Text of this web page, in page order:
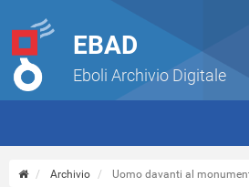
EBAD
Eboli Archivio Digitale
Archivio Uomo davanti al